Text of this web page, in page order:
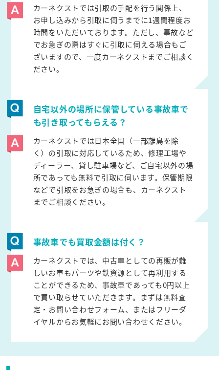
カーネクストでは引取の手配を行う関係上、
お申し込みから引取に伺うまでに1週間程度お
時間をいただいております。ただし、事故など
でお急ぎの際はすぐに引取に伺える場合もご
ざいますので、一度カーネクストまでご相談く
ださい。
自宅以外の場所に保管している事故車で
も引き取ってもらえる？
カーネクストでは日本全国（一部離島を除
く）の引取に対応しているため、修理工場や
ディーラー、貸し駐車場など、ご自宅以外の場
所であっても無料で引取に伺います。保管期限
などで引取をお急ぎの場合も、カーネクスト
までご相談ください。
事故車でも買取金額は付く？
カーネクストでは、中古車としての再販が難
しいお車もパーツや鉄資源として再利用する
ことができるため、事故車であっても0円以上
で買い取らせていただきます。まずは無料査
定・お問い合わせフォーム、またはフリーダ
イヤルからお気軽にお問い合わせください。